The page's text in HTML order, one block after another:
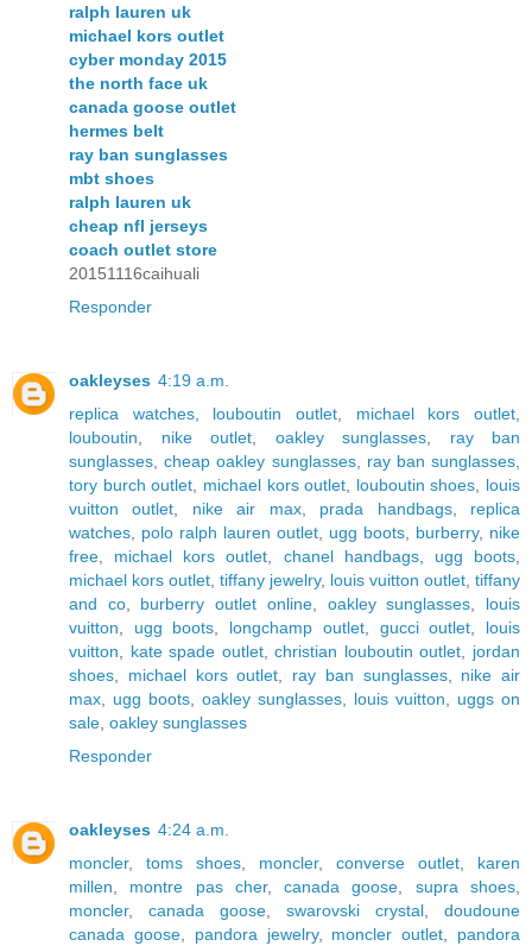
ralph lauren uk
michael kors outlet
cyber monday 2015
the north face uk
canada goose outlet
hermes belt
ray ban sunglasses
mbt shoes
ralph lauren uk
cheap nfl jerseys
coach outlet store
20151116caihuali
Responder
oakleyses 4:19 a.m.
replica watches, louboutin outlet michael kors outlet
louboutin
nike outlet oakley sunglasses
ray ban
sunglasses ,cheap oakley sunglasses, ray ban sunglasses
tory burch outlet
michael kors outlet louboutin shoes
louis
vuitton outlet
nike air max, prada handbags, replica
watches
polo ralph lauren outlet ugg boots burberry, nike
free
michael kors outlet chanel handbags, ugg boots
michael kors outlet tiffany jewelry, louis vuitton outlet tiffany
and co, burberry outlet online, oakley sunglasses
louis
vuitton
ugg boots longchamp outlet, gucci outlet
louis
vuitton
kate spade outlet,christian louboutin outlet
jordan
shoes
michael kors outlet ray ban sunglasses, nike air
max
ugg boots oakley sunglasses louis vuitton
uggs on
sale oakley sunglasses
Responder
oakleyses 4:24 a.m.
moncler, toms shoes moncler, converse outlet
karen
millen
montre pas cher,canada goose supra shoes
moncler, canada goose swarovski crystal
doudoune
canada goose, pandora jewelry, moncler outlet
pandora